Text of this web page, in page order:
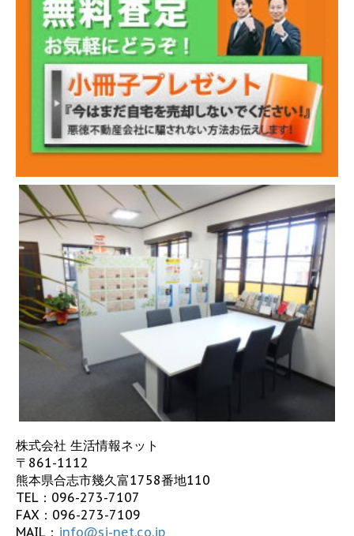
株式会社 生活情報ネット
〒861-1112
熊本県合志市幾久富1758番地110
TEL： 096-273-7107
FAX：096-273-7109
MAIL： info@sj-net.co.jp